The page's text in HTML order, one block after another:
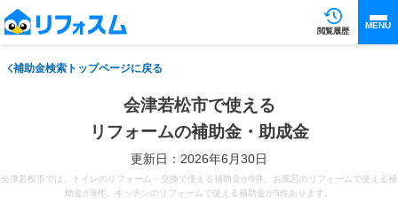
閲覧履歴
MENU
補助金検索トップページに戻る
会津若松市で使える
リフォームの補助金・助成金
更新日：2026年6月30日
会津若松市では、トイレのリフォーム・交換で使える補助金が5件、お風呂のリフォームで使える補
助金が8件、キッチンのリフォームで使える補助金が5件あります。